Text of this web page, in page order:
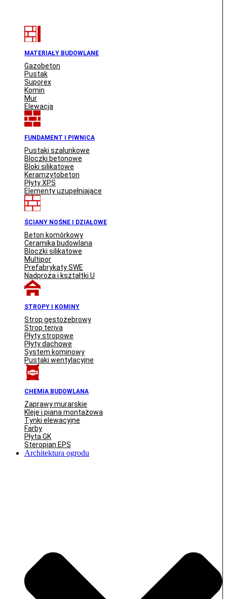
MATERIAŁY BUDOWLANE
Gazobeton
Pustak
Suporex
Komin
Mur
Elewacja
FUNDAMENT I PIWNICA
Pustaki szalunkowe
Bloczki betonowe
Bloki silikatowe
Keramzytobeton
Płyty XPS
Elementy uzupełniające
ŚCIANY NOŚNE I DZIAŁOWE
Beton komórkowy
Ceramika budowlana
Bloczki silikatowe
Multipor
Prefabrykaty SWE
Nadproża i kształtki U
STROPY I KOMINY
Strop gęstożebrowy
Strop teriva
Płyty stropowe
Płyty dachowe
System kominowy
Pustaki wentylacyjne
CHEMIA BUDOWLANA
Zaprawy murarskie
Kleje i piana montażowa
Tynki elewacyjne
Farby
Płyta GK
Steropian EPS
Architektura ogrodu